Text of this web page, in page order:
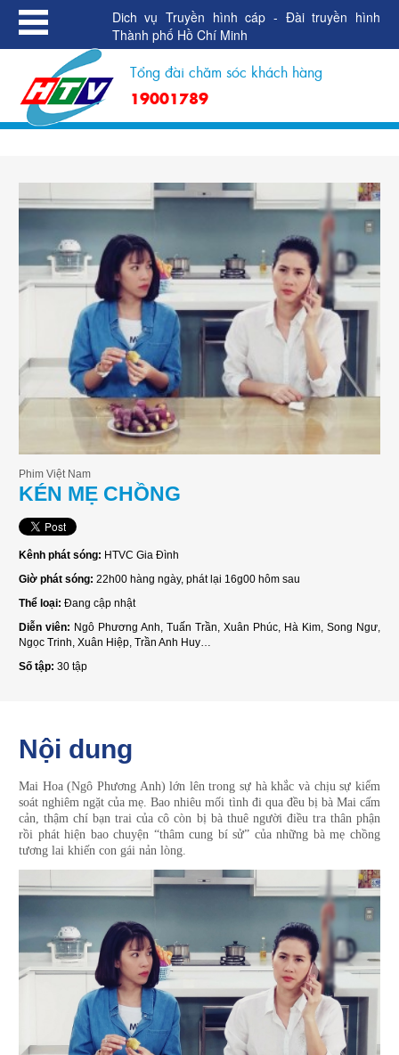
Dich vụ Truyền hình cáp - Đài truyền hình
Thành phố Hồ Chí Minh
Tổng đài chăm sóc khách hàng
19001789
Phim Việt Nam
KÉN MẸ CHỒNG
Kênh phát sóng: HTVC Gia Đình
Giờ phát sóng: 22h00 hàng ngày, phát lại 16g00 hôm sau
Thể loại: Đang cập nhật
Diễn viên: Ngô Phương Anh, Tuấn Trần, Xuân Phúc, Hà Kim, Song Ngư,
Ngọc Trinh, Xuân Hiệp, Trần Anh Huy…
Số tập: 30 tập
Nội dung
Mai Hoa (Ngô Phương Anh) lớn lên trong sự hà khắc và chịu sự kiểm
soát nghiêm ngặt của mẹ. Bao nhiêu mối tình đi qua đều bị bà Mai cấm
cản, thậm chí bạn trai của cô còn bị bà thuê người điều tra thân phận
rồi phát hiện bao chuyện “thâm cung bí sử” của những bà mẹ chồng
tương lai khiến con gái nản lòng.